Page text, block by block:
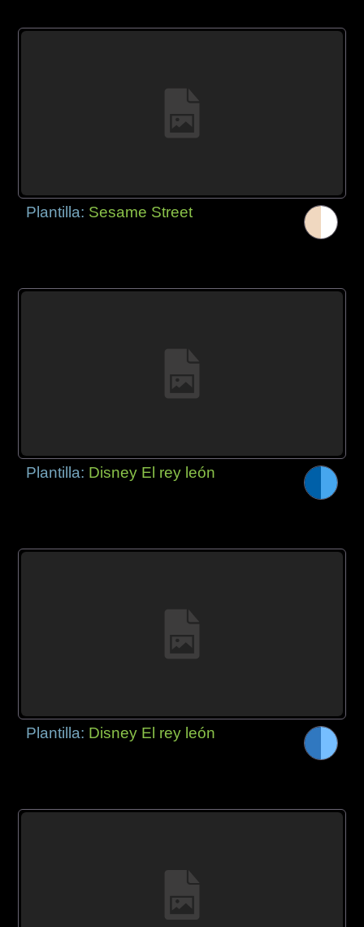
Plantilla: Sesame Street
Plantilla: Disney El rey león
Plantilla: Disney El rey león